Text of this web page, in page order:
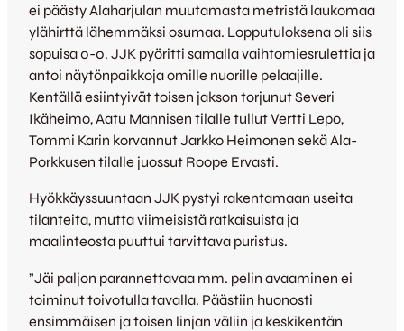
ei päästy Alaharjulan muutamasta metristä laukomaa
ylähirttä lähemmäksi osumaa. Lopputuloksena oli siis
sopuisa 0-0. JJK pyöritti samalla vaihtomiesrulettia ja
antoi näytönpaikkoja omille nuorille pelaajille.
Kentällä esiintyivät toisen jakson torjunut Severi
Ikäheimo, Aatu Mannisen tilalle tullut Vertti Lepo,
Tommi Karin korvannut Jarkko Heimonen sekä Ala-
Porkkusen tilalle juossut Roope Ervasti.
Hyökkäyssuuntaan JJK pystyi rakentamaan useita
tilanteita, mutta viimeisistä ratkaisuista ja
maalinteosta puuttui tarvittava puristus.
”Jäi paljon parannettavaa mm. pelin avaaminen ei
toiminut toivotulla tavalla. Päästiin huonosti
ensimmäisen ja toisen linjan väliin ja keskikentän